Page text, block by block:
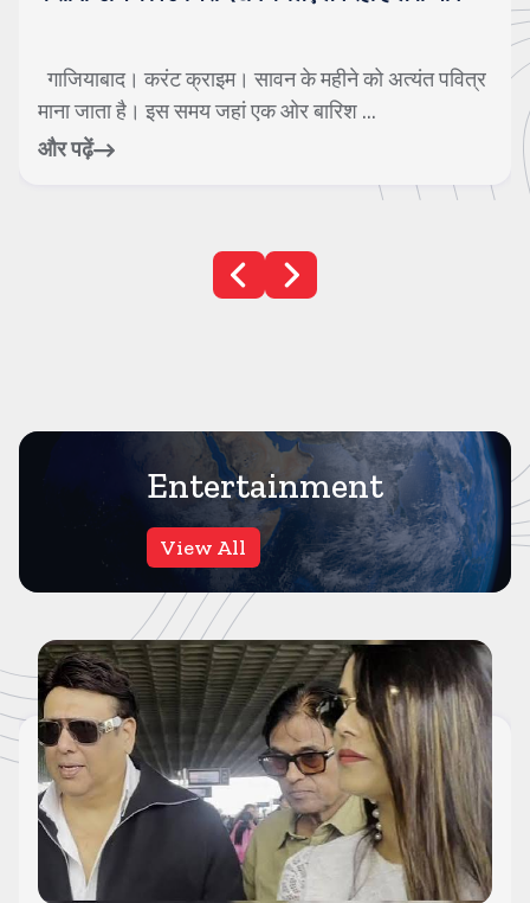
नई दिल्ली। करंट क्राइम। देश की राजधानी दिल्ली में
लापरवाही एक बार फिर मासूमों की जान पर भारी ...
और पढ़ें
Entertainment
View All